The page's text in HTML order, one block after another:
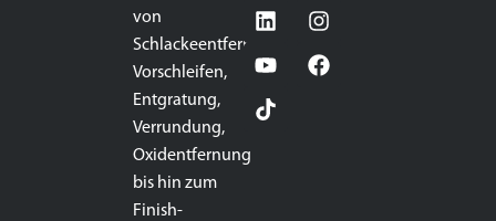
von
Schlackeentfernung,
Vorschleifen,
Entgratung,
Verrundung,
Oxidentfernung
bis hin zum
Finish-